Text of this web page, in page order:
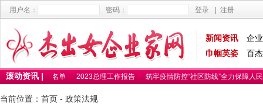
用户名： 密码： 登录 注册
新闻资讯
企
巾帼英姿
百
滚动资讯 |
百杰卓越女性名单 2023总理工作报告 筑牢疫情防控“社区防线”全力保障人民
当前位置： 首页 - 政策法规